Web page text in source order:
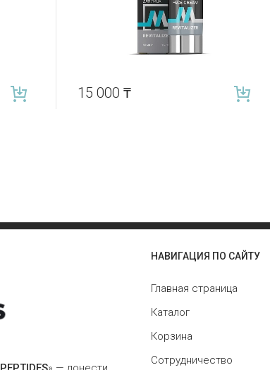
15 000 ₸
НАВИГАЦИЯ ПО САЙТУ
Главная страница
Каталог
Корзина
Сотрудничество